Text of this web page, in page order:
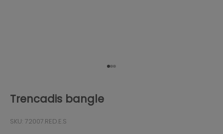
Gehe zu Element 1
Gehe zu Element 2
Gehe zu Element 3
Trencadis bangle
SKU: 72007.RED.E.S